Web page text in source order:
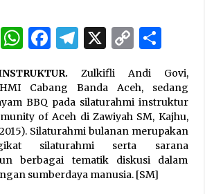
Piece”, Cara Barat Mengejar Mimpi
2 months ago
Kehidupan”: Mati Dulu, Baru Hidup
3 months ago
Digital”: Cerdas Lewat Sinyal
3 months ago
WhatsApp
Facebook
Telegram
X Copy
Zulkifli Andi Govi,
Cabang Banda Aceh, sedang
BBQ pada silaturahmi instruktur
of Aceh di Zawiyah SM, Kajhu,
Silaturahmi bulanan merupakan
silaturahmi serta sarana
berbagai tematik diskusi dalam
sumberdaya manusia. [SM]